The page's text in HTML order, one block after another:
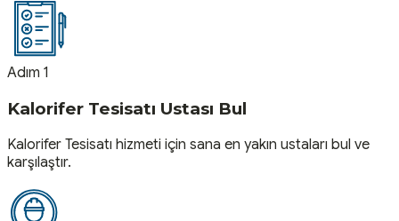
Adım 1
Kalorifer Tesisatı Ustası Bul
Kalorifer Tesisatı hizmeti için sana en yakın ustaları bul ve
karşılaştır.